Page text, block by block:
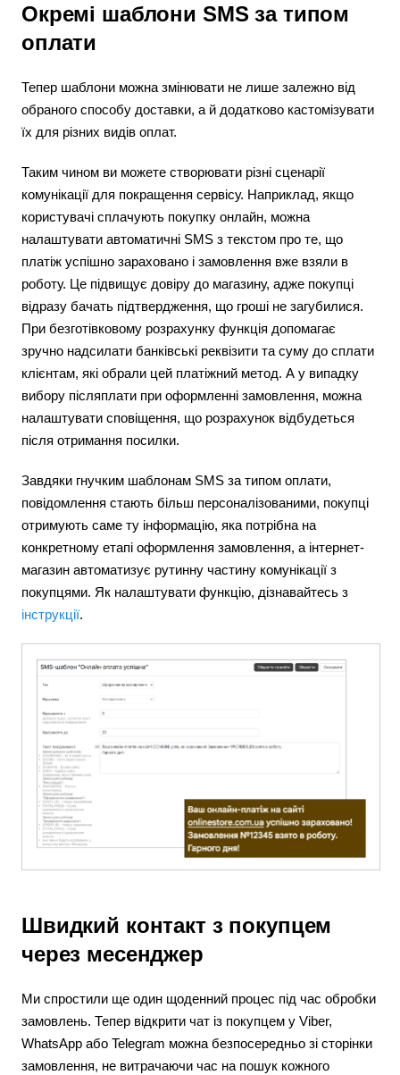
Окремі шаблони SMS за типом
оплати
Тепер шаблони можна змінювати не лише залежно від
обраного способу доставки, а й додатково кастомізувати
їх для різних видів оплат.
Таким чином ви можете створювати різні сценарії
комунікації для покращення сервісу. Наприклад, якщо
користувачі сплачують покупку онлайн, можна
налаштувати автоматичні SMS з текстом про те, що
платіж успішно зараховано і замовлення вже взяли в
роботу. Це підвищує довіру до магазину, адже покупці
відразу бачать підтвердження, що гроші не загубилися.
При безготівковому розрахунку функція допомагає
зручно надсилати банківські реквізити та суму до сплати
клієнтам, які обрали цей платіжний метод. А у випадку
вибору післяплати при оформленні замовлення, можна
налаштувати сповіщення, що розрахунок відбудеться
після отримання посилки.
Завдяки гнучким шаблонам SMS за типом оплати,
повідомлення стають більш персоналізованими, покупці
отримують саме ту інформацію, яка потрібна на
конкретному етапі оформлення замовлення, а інтернет-
магазин автоматизує рутинну частину комунікації з
покупцями. Як налаштувати функцію, дізнавайтесь з
інструкції.
Швидкий контакт з покупцем
через месенджер
Ми спростили ще один щоденний процес під час обробки
замовлень. Тепер відкрити чат із покупцем у Viber,
WhatsApp або Telegram можна безпосередньо зі сторінки
замовлення, не витрачаючи час на пошук кожного